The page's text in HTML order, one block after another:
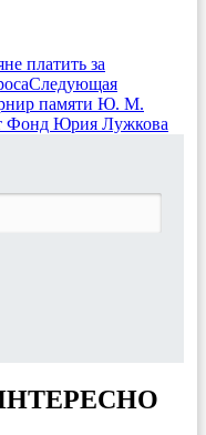
платить за
Следующая
памяти Ю. М.
Фонд Юрия Лужкова